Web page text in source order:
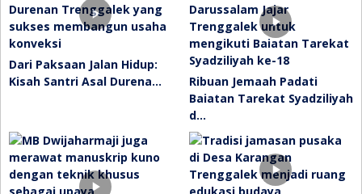
Dari Paksaan Jalan Hidup:
Kisah Santri Asal Durena…
Ribuan Jemaah Padati
Baiatan Tarekat Syadziliyah
d…